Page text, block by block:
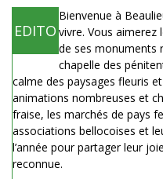
EDITO
Bienvenue à
vivre. Vous aimerez
de ses monuments
chapelle des
calme des paysages fleuris
animations nombreuses et
fraise, les marchés de pays
associations bellocoises et
l’année pour partager leur
reconnue.